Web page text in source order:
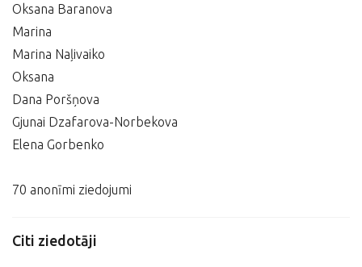
Oksana Baranova
Marina
Marina Naļivaiko
Oksana
Dana Poršņova
Gjunai Dzafarova-Norbekova
Elena Gorbenko
70 anonīmi ziedojumi
Citi ziedotāji